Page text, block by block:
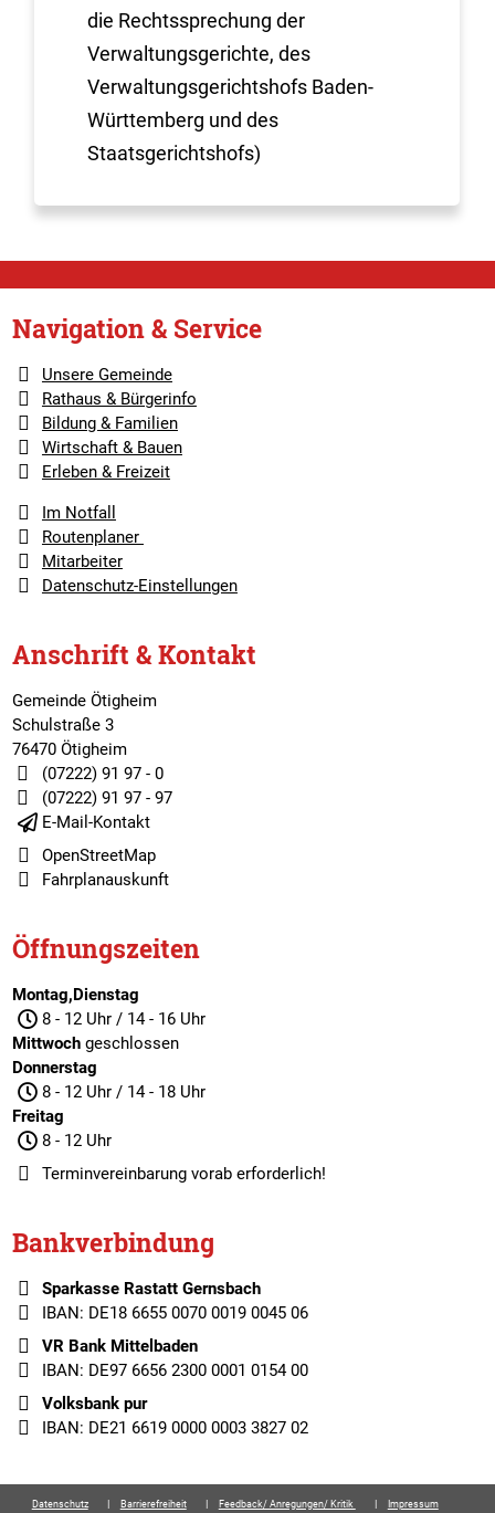
die Rechtssprechung der
Verwaltungsgerichte, des
Verwaltungsgerichtshofs Baden-
Württemberg und des
Staatsgerichtshofs)
Navigation & Service
Unsere Gemeinde
Rathaus & Bürgerinfo
Bildung & Familien
Wirtschaft & Bauen
Erleben & Freizeit
Im Notfall
Routenplaner
Mitarbeiter
Datenschutz-Einstellungen
Anschrift & Kontakt
Gemeinde Ötigheim
Schulstraße 3
76470 Ötigheim
(07222) 91 97 - 0
(07222) 91 97 - 97
E-Mail-Kontakt
OpenStreetMap
Fahrplanauskunft
Öffnungszeiten
Montag,Dienstag
8 - 12 Uhr / 14 - 16 Uhr
Mittwochgeschlossen
Donnerstag
8 - 12 Uhr / 14 - 18 Uhr
Freitag
8 - 12 Uhr
Terminvereinbarungvorab erforderlich!
Bankverbindung
Sparkasse Rastatt Gernsbach
IBAN: DE18 6655 0070 0019 0045 06
VR Bank Mittelbaden
IBAN: DE97 6656 2300 0001 0154 00
Volksbank pur
IBAN: DE21 6619 0000 0003 3827 02
Datenschutz Barrierefreiheit Feedback/ Anregungen/ Kritik Impressum